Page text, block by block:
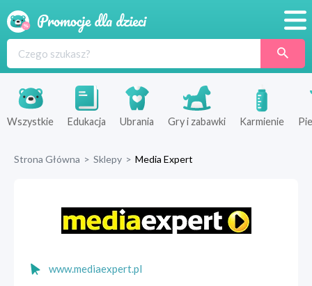
Produkty
Sklepy
Wszystkie Edukacja Ubrania Gry i zabawki Karmienie
Strona Główna > Sklepy > Media Expert
www.mediaexpert.pl